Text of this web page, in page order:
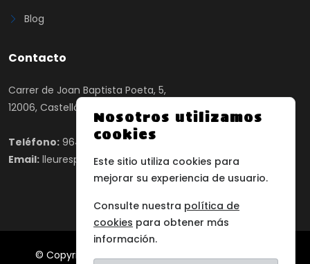
Blog
Contacto
Carrer de Joan Baptista Poeta, 5,
12006, Castelló de la Plana, Castelló
Teléfono: 964 24 65 00
Email: lleuresport@lleuresport.com
© Copyright 2025 Lleuresport, Todos los derechos
Nosotros utilizamos
cookies
Este sitio utiliza cookies para
mejorar su experiencia de usuario.
Consulte nuestra política de
cookies para obtener más
información.